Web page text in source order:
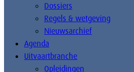
Dossiers
Regels & wetgeving
Nieuwsarchief
Agenda
Uitvaartbranche
Opleidingen